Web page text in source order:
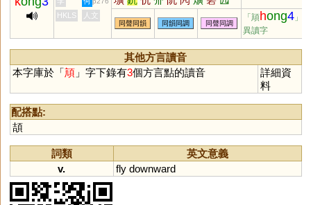
纊 鏮 穬 懭 邟 犺 匟
HKLS 人文
同聲同韻 同韻同調 同聲同調
「頏hong4 」的
異讀字
其他方言讀音
本字庫於「頏」字下錄有3個方言點的讀音
詳細資
料
配搭點:
頡
詞類
英文意義
v.
fly downward